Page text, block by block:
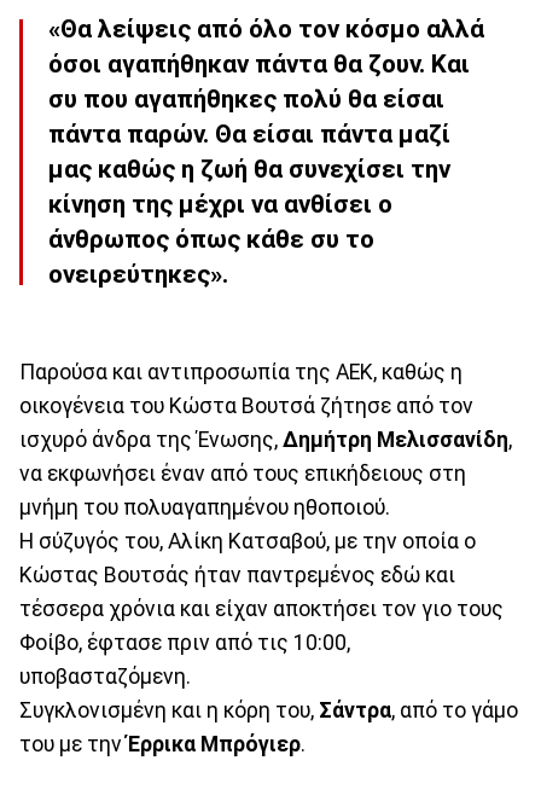
«Θα λείψεις από όλο τον κόσμο αλλά
όσοι αγαπήθηκαν πάντα θα ζουν. Και
συ που αγαπήθηκες πολύ θα είσαι
πάντα παρών. Θα είσαι πάντα μαζί
μας καθώς η ζωή θα συνεχίσει την
κίνηση της μέχρι να ανθίσει ο
άνθρωπος όπως κάθε συ το
ονειρεύτηκες».
Παρούσα και αντιπροσωπία της ΑΕΚ, καθώς η
οικογένεια του Κώστα Βουτσά ζήτησε από τον
ισχυρό άνδρα της Ένωσης, Δημήτρη Μελισσανίδη,
να εκφωνήσει έναν από τους επικήδειους στη
μνήμη του πολυαγαπημένου ηθοποιού.
Η σύζυγός του, Αλίκη Κατσαβού, με την οποία ο
Κώστας Βουτσάς ήταν παντρεμένος εδώ και
τέσσερα χρόνια και είχαν αποκτήσει τον γιο τους
Φοίβο, έφτασε πριν από τις 10:00,
υποβασταζόμενη.
Συγκλονισμένη και η κόρη του, Σάντρα, από το γάμο
του με τηνΈρρικα Μπρόγιερ.